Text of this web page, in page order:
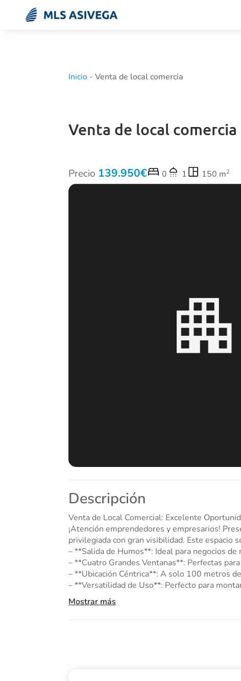
Inicio -Venta de local comercia
Venta de local comercia
Precio 139.950 0 1 150 m2
Descripción
Venta de Local Comercial: Excelente
¡Atención emprendedores y empresarios! Presentamos una oportunidad
privilegiada con gran visibilidad. Este espacio
– **Salida de Humos**: Ideal para negocios de
– **Cuatro Grandes Ventanas**: Perfectas
– **Ubicación Céntrica**: A solo 100 metros
– **Versatilidad de Uso**: Perfecto para
negocio gracias a su excelente visibilidad y
Este local es una joya rara en el mercado,
mostraremos, te aseguramos que quedarás
Mostrar más